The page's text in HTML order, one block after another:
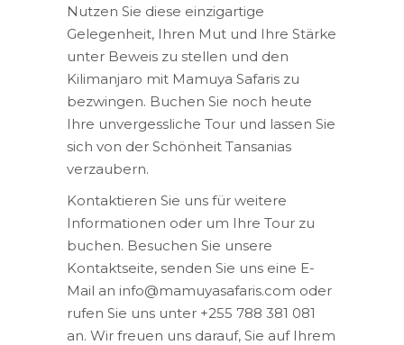
Nutzen Sie diese einzigartige
Gelegenheit, Ihren Mut und Ihre Stärke
unter Beweis zu stellen und den
Kilimanjaro mit Mamuya Safaris zu
bezwingen. Buchen Sie noch heute
Ihre unvergessliche Tour und lassen Sie
sich von der Schönheit Tansanias
verzaubern.
Kontaktieren Sie uns für weitere
Informationen oder um Ihre Tour zu
buchen. Besuchen Sie unsere
Kontaktseite, senden Sie uns eine E-
Mail an info@mamuyasafaris.com oder
rufen Sie uns unter +255 788 381 081
an. Wir freuen uns darauf, Sie auf Ihrem